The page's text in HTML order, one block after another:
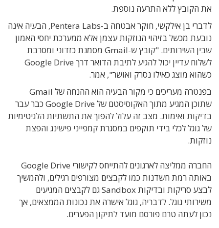
את הקובץ ללא התרעה נוספת.
לדברי בן אילקשי, חוקר אבטחה ב-Pentera Labs, הבעיה אינה
נובעת מכשל בזיהוי הנוזקות עצמן אלא ממערכת יחסי האמון
שבין השירותים. "קובץ ש-Gmail מסמנת כזדוני ומסרבת
לשלוח עדיין יכול להגיע לתיבת הדואר דרך Google Drive
כשהוא מוצג כאילו נסרק ואושר", אמר.
בפנטרה מעריכים כי מקור הבעיה הוא ההנחה של Gmail
שתוכן המגיע מתוך האקוסיסטם של Google Drive כבר עבר
בדיקות ואימות. מצב זה עלול להפוך את התשתיות הלגיטימיות
של גוגל לכלי בידי תוקפים במסגרת קמפייני פישינג והפצת
נוזקות.
החברה ממליצה לארגונים להתייחס לקישורי Google Drive
באותה רמת חשדנות כמו לקבצים מצורפים רגילים, ולהמשיך
לבצע סריקות ובדיקות Sandbox גם לקבצים המגיעים
משירותי גוגל. לדבריה, גוגל אישרה את נכונות הממצאים, אך
נכון לעתה טרם פורסם מועד לתיקון הפערים.